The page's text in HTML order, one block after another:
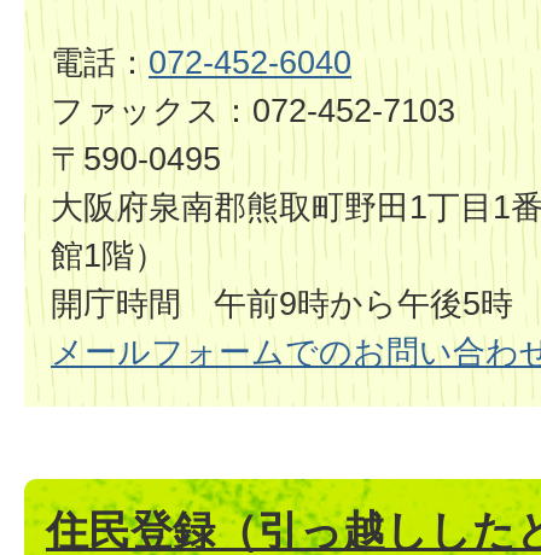
電話： 072-452-6040
ファックス：072-452-7103
〒590-0495
大阪府泉南郡熊取町野田1丁目1
館1階）
開庁時間 午前9時から午後5時
メールフォームでのお問い合わ
住民登録（引っ越しした